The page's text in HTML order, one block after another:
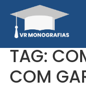
TAG:
COM